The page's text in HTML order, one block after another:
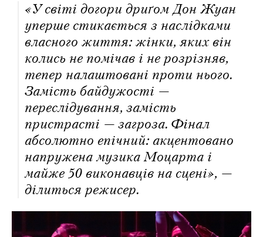
«У світі догори дриґом Дон Жуан
уперше стикається з наслідками
власного життя: жінки, яких він
колись не помічав і не розрізняв,
тепер налаштовані проти нього.
Замість байдужості —
переслідування, замість
пристрасті — загроза. Фінал
абсолютно епічний: акцентовано
напружена музика Моцарта і
майже 50 виконавців на сцені», —
ділиться режисер.